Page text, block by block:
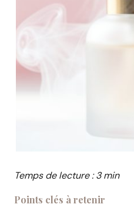
Temps de lecture : 3 min
Points clés à retenir